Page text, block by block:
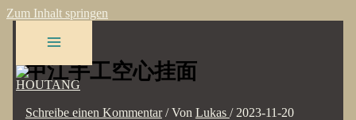
Zum Inhalt springen
中江手工空心挂面
Schreibe einen Kommentar / Von Lukas / 2023-11-20